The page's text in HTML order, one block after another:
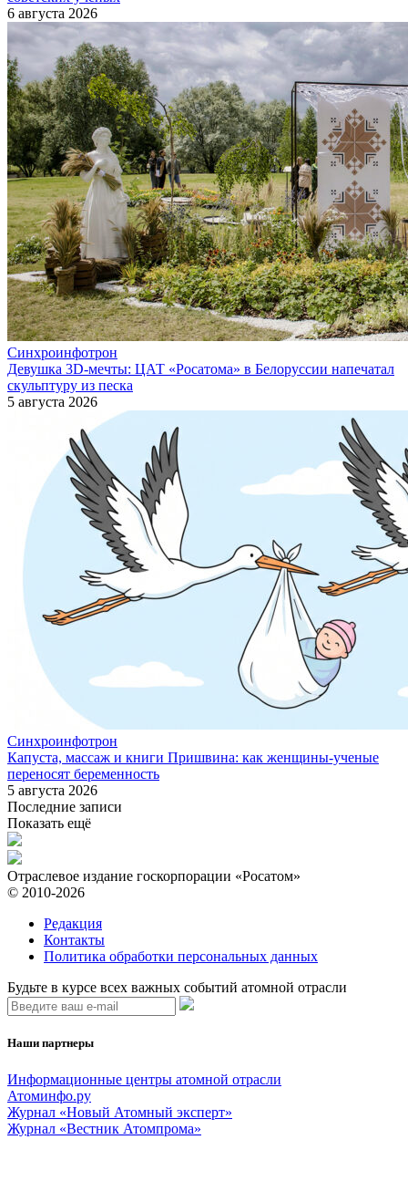
6 августа 2026
Синхроинфотрон
Девушка 3D-мечты: ЦАТ «Росатома» в Белоруссии напечатал
скульптуру из песка
5 августа 2026
Синхроинфотрон
Капуста, массаж и книги Пришвина: как женщины-ученые
переносят беременность
5 августа 2026
Последние записи
Показать ещё
Отраслевое издание госкорпорации «Росатом»
© 2010-2026
Редакция
Контакты
Политика обработки персональных данных
Будьте в курсе всех важных событий атомной отрасли
Наши партнеры
Информационные центры атомной отрасли
Атоминфо.ру
Журнал «Новый Атомный эксперт»
Журнал «Вестник Атомпрома»